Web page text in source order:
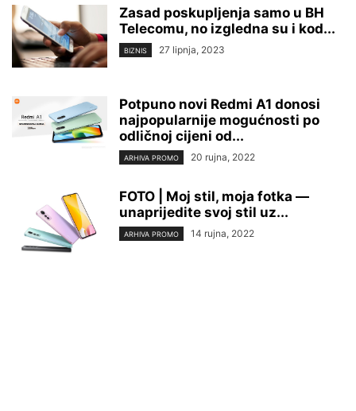
Zasad poskupljenja samo u BH
Telecomu, no izgledna su i kod...
BIZNIS 27 lipnja, 2023
Potpuno novi Redmi A1 donosi
najpopularnije mogućnosti po
odličnoj cijeni od...
ARHIVA PROMO 20 rujna, 2022
FOTO | Moj stil, moja fotka —
unaprijedite svoj stil uz...
ARHIVA PROMO 14 rujna, 2022